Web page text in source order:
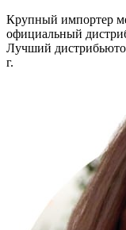
Крупный импортер
официальный
Лучший
г.